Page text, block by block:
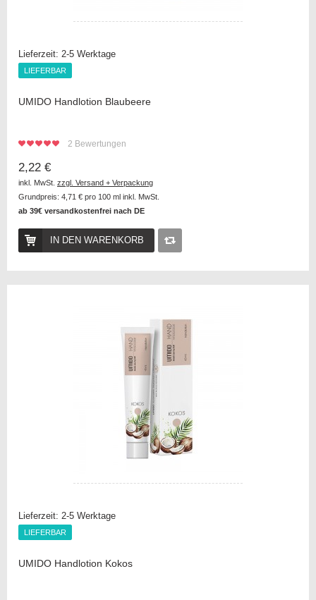
Lieferzeit: 2-5 Werktage
UMIDO Handlotion Blaubeere
2 Bewertungen
LIEFERBAR
2,22 €
inkl. MwSt. zzgl. Versand + Verpackung
Grundpreis: 4,71 € pro 100 ml inkl. MwSt.
ab 39€ versandkostenfrei nach DE
LIEFERBAR
IN DEN WARENKORB
Lieferzeit: 2-5 Werktage
UMIDO Handlotion Kokos
LIEFERBAR
LIEFERBAR